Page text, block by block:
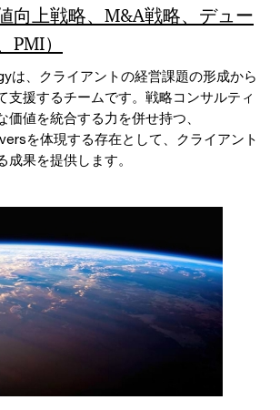
向上戦略、M&A戦略、デュー
）
は、クライアントの経営課題の形成から
支援するチームです。戦略コンサルティ
価値を統合する力を併せ持つ、
を体現する存在として、クライアント
成果を提供します。